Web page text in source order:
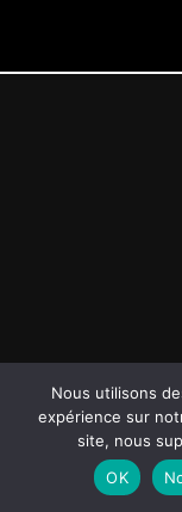
Nous utilisons
expérience sur
site, nous
OK